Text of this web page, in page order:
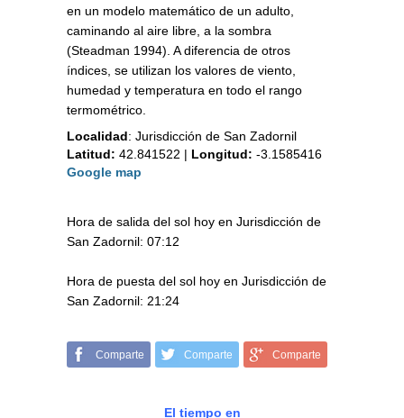
en un modelo matemático de un adulto,
caminando al aire libre, a la sombra
(Steadman 1994). A diferencia de otros
índices, se utilizan los valores de viento,
humedad y temperatura en todo el rango
termométrico.
Localidad: Jurisdicción de San Zadornil
Latitud: 42.841522 | Longitud: -3.1585416
Google map
Hora de salida del sol hoy en Jurisdicción de
San Zadornil: 07:12
Hora de puesta del sol hoy en Jurisdicción de
San Zadornil: 21:24
Comparte Comparte Comparte
El tiempo en